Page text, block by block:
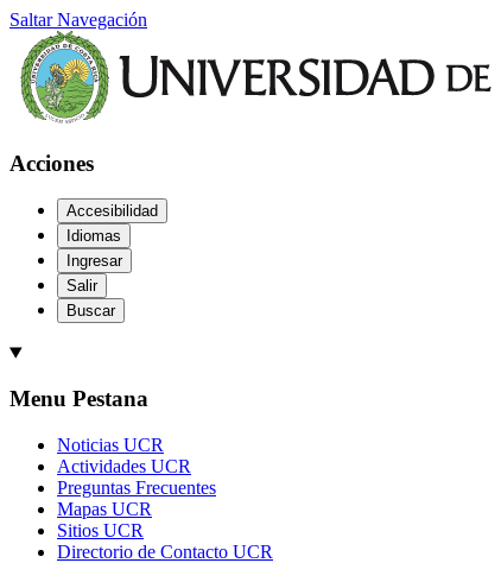
Saltar Navegación
Acciones
Accesibilidad
Idiomas
Ingresar
Salir
Buscar
Menu Pestana
Noticias UCR
Actividades UCR
Preguntas Frecuentes
Mapas UCR
Sitios UCR
Directorio de Contacto UCR